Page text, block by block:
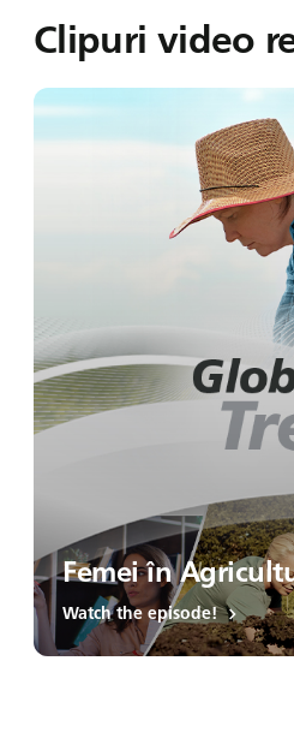
Clipuri video
Femei în
Watch the episode!